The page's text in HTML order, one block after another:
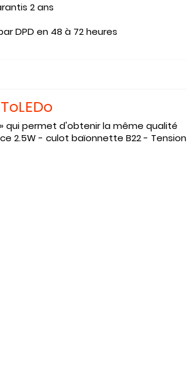
2 ans
DPD en 48 à 72 heures
qui permet d'obtenir la même qualité
2.5W - culot baïonnette B22 - Tension